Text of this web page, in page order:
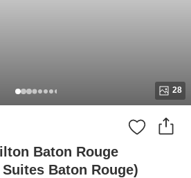
28
Baton Rouge
Baton Rouge)